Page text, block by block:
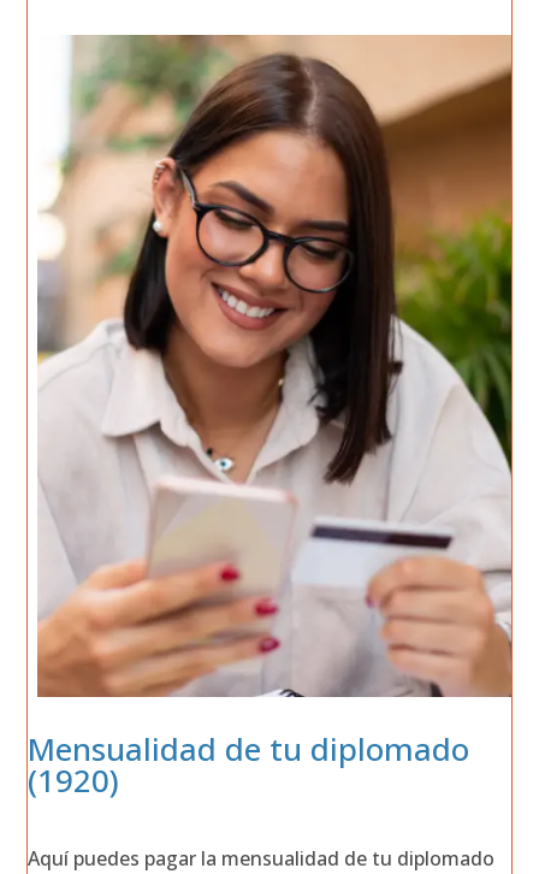
Mensualidad de tu diplomado
(1920)
Aquí pue­des pagar la men­sua­li­dad de tu diplo­ma­do